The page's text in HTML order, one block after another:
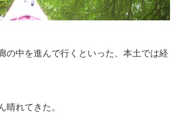
の中を進んで行くといった、本土では経
晴れてきた。